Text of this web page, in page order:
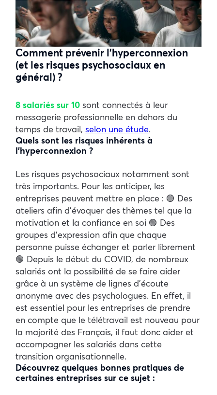
Comment prévenir l’hyperconnexion
(et les risques psychosociaux en
général) ?
8 salariés sur 10 sont connectés à leur
messagerie professionnelle en dehors du
temps de travail, selon une étude.
Quels sont les risques inhérents à
l’hyperconnexion ?
Les risques psychosociaux notamment sont
très importants. Pour les anticiper, les
entreprises peuvent mettre en place : 🟢 Des
ateliers afin d’évoquer des thèmes tel que la
motivation et la confiance en soi 🟢 Des
groupes d’expression afin que chaque
personne puisse échanger et parler librement
🟢 Depuis le début du COVID, de nombreux
salariés ont la possibilité de se faire aider
grâce à un système de lignes d’écoute
anonyme avec des psychologues. En effet, il
est essentiel pour les entreprises de prendre
en compte que le télétravail est nouveau pour
la majorité des Français, il faut donc aider et
accompagner les salariés dans cette
transition organisationnelle.
Découvrez quelques bonnes pratiques de
certaines entreprises sur ce sujet :